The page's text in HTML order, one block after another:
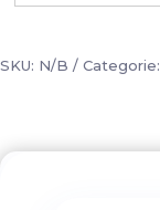
SKU: N/B Categorie: